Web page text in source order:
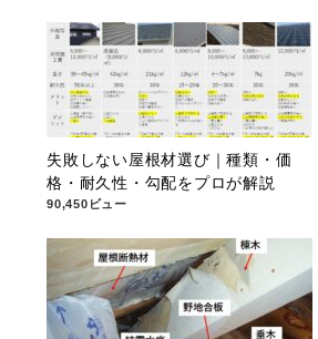
失敗しない屋根材選び｜種類・価
格・耐久性・勾配をプロが解説
90,450ビュー